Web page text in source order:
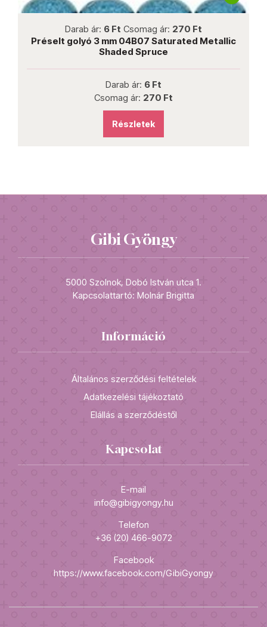
Darab ár: 6 Ft Csomag ár: 270 Ft
Préselt golyó 3 mm 04B07 Saturated Metallic
Shaded Spruce
Darab ár: 6 Ft
Csomag ár: 270 Ft
Részletek
Gibi Gyöngy
5000 Szolnok, Dobó István utca 1.
Kapcsolattartó: Molnár Brigitta
Információ
Általános szerződési feltételek
Adatkezelési tájékoztató
Elállás a szerződéstől
Kapcsolat
E-mail
info@gibigyongy.hu
Telefon
+36 (20) 466-9072
Facebook
https://www.facebook.com/GibiGyongy